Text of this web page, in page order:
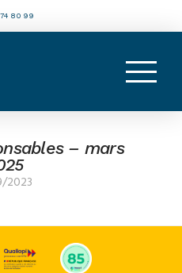
74 80 99
– mars
2023